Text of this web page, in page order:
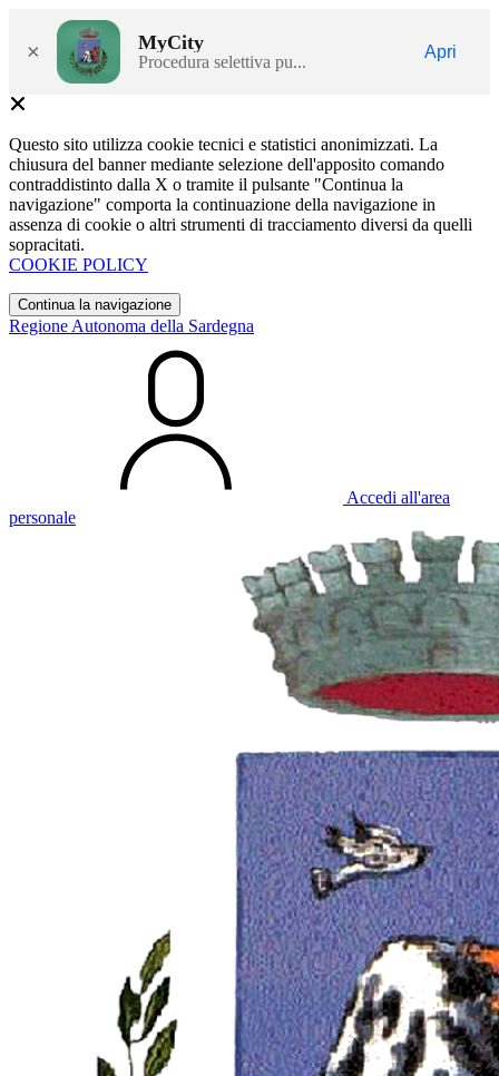
× MyCity
Procedura selettiva pu...
Apri
Questo sito utilizza cookie tecnici e statistici anonimizzati. La
chiusura del banner mediante selezione dell'apposito comando
contraddistinto dalla X o tramite il pulsante "Continua la
navigazione" comporta la continuazione della navigazione in
assenza di cookie o altri strumenti di tracciamento diversi da quelli
sopracitati.
COOKIE POLICY
Continua la navigazione
Regione Autonoma della Sardegna
Accedi all'area
personale